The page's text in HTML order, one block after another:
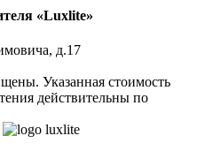
«Luxlite»
д.17
Указанная стоимость
действительны по